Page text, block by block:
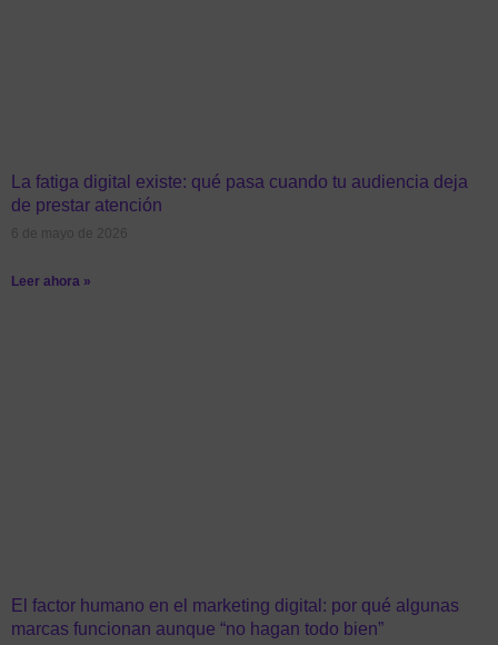
La fatiga digital existe: qué pasa cuando tu audiencia deja
de prestar atención
6 de mayo de 2026
Leer ahora »
El factor humano en el marketing digital: por qué algunas
marcas funcionan aunque “no hagan todo bien”